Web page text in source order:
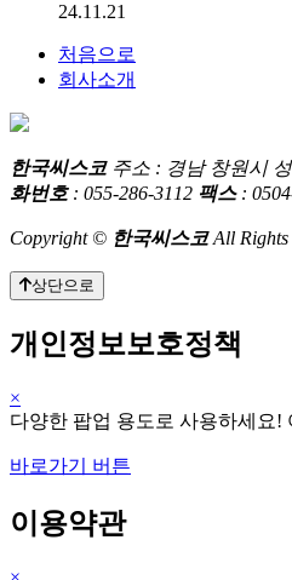
24.11.21
처음으로
회사소개
한국씨스코주소 : 경남 창원시
화번호: 055-286-3112 팩스:
Copyright © 한국씨스코All Rights
상단으로
개인정보보호정책
×
다양한 팝업 용도로 사용하세요!
바로가기 버튼
이용약관